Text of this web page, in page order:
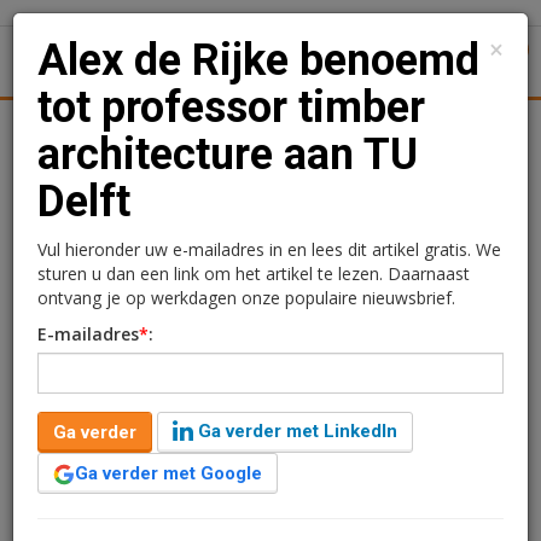
Juridisch | Fiscaal
Alex de Rijke benoemd
tot professor timber
architecture aan TU Delft
Op 1 november 2023 is Alex de Rijke benoemd tot
professor Timber Architecture aan de faculteit
Bouwkunde van de TU Delft. De benoeming komt
×
Alex de Rijke benoemd
tot professor timber
architecture aan TU
Delft
Vul hieronder uw e-mailadres in en lees dit artikel gratis. We
sturen u dan een link om het artikel te lezen. Daarnaast
ontvang je op werkdagen onze populaire nieuwsbrief.
E-mailadres*:
Ga verder
Ga verder met LinkedIn
Ga verder met Google